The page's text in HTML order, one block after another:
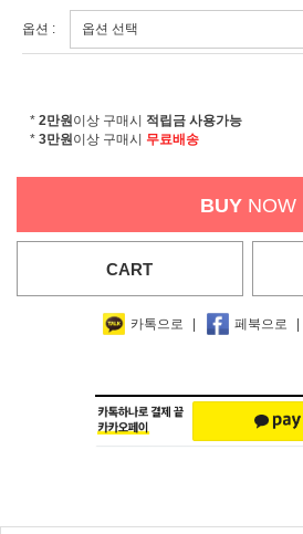
옵션 :
* 2만원이상 구매시 적립금 사용가능
* 3만원이상 구매시 무료배송
BUYNOW
CART
카톡으로 페북으로